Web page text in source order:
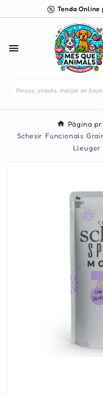
Tenda

Pàgina
Schesir Funcionals
Lleuger